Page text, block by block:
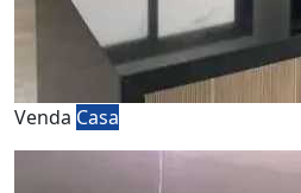
Venda Casa